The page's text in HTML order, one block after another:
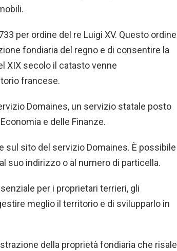
per ordine del re Luigi XV. Questo ordine
fondiaria del regno e di consentire la
XIX secolo il catasto venne
francese.
Domaines, un servizio statale posto
e delle Finanze.
sito del servizio Domaines. È possibile
suo indirizzo o al numero di particella.
per i proprietari terrieri, gli
meglio il territorio e di svilupparlo in
della proprietà fondiaria che risale